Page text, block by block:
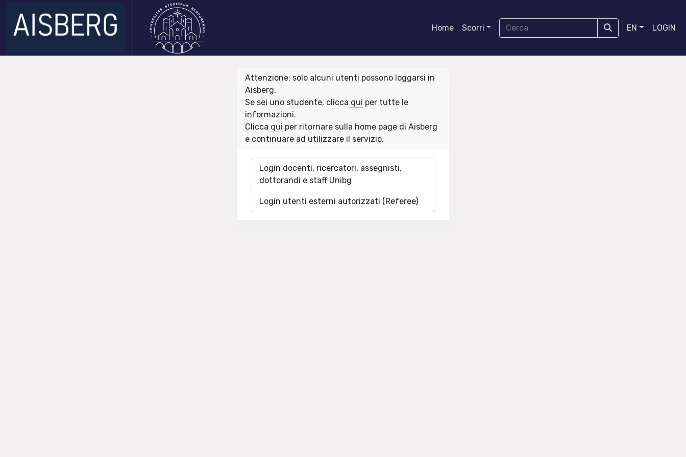
Home Scorri EN LOGIN
Attenzione: solo alcuni utenti possono loggarsi in
Aisberg.
Se sei uno studente, clicca qui per tutte le
informazioni.
Clicca qui per ritornare sulla home page di Aisberg
e continuare ad utilizzare il servizio.
Login docenti, ricercatori, assegnisti,
dottorandi e staff Unibg
Login utenti esterni autorizzati (Referee)